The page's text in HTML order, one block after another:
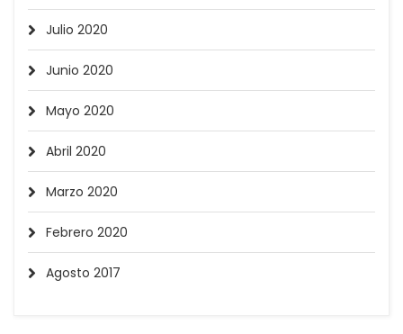
Julio 2020
Junio 2020
Mayo 2020
Abril 2020
Marzo 2020
Febrero 2020
Agosto 2017